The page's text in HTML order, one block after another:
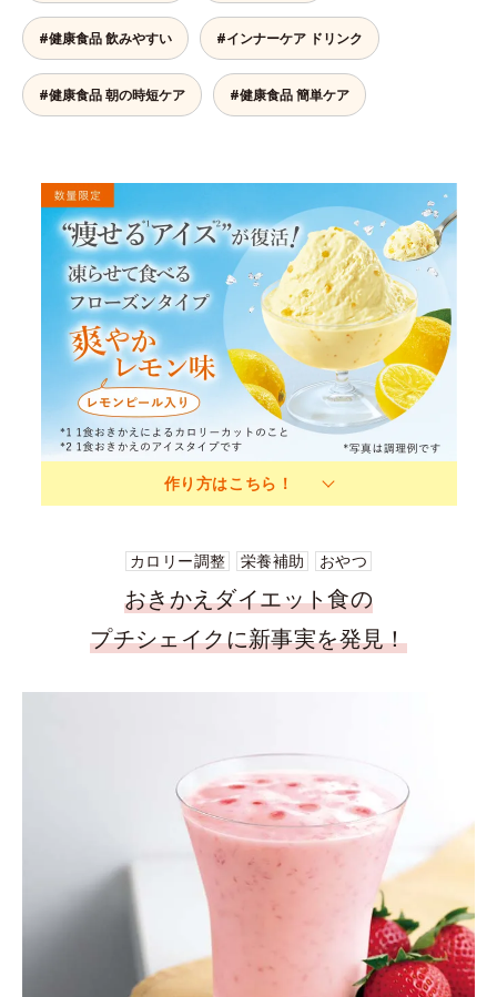
#健康食品 飲みやすい #インナーケア ドリンク
#健康食品 朝の時短ケア #健康食品 簡単ケア
作り方はこちら！
カロリー調整 栄養補助 おやつ
おきかえダイエット食の
プチシェイクに新事実を発見！